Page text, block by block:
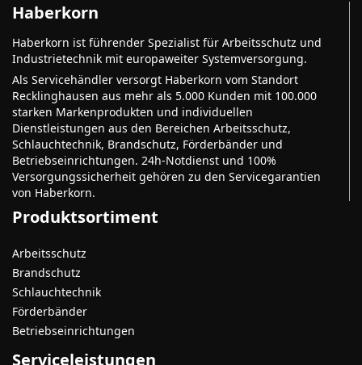
Haberkorn
Haberkorn ist führender Spezialist für Arbeitsschutz und
Industrietechnik mit europaweiter Systemversorgung.
Als Servicehändler versorgt Haberkorn vom Standort
Recklinghausen aus mehr als 5.000 Kunden mit 100.000
starken Markenprodukten und individuellen
Dienstleistungen aus den Bereichen Arbeitsschutz,
Schlauchtechnik, Brandschutz, Förderbänder und
Betriebseinrichtungen. 24h-Notdienst und 100%
Versorgungssicherheit gehören zu den Servicegarantien
von Haberkorn.
Produktsortiment
Arbeitsschutz
Brandschutz
Schlauchtechnik
Förderbänder
Betriebseinrichtungen
Serviceleistungen